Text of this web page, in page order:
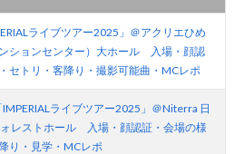
ライブツアー2025」＠アクリエひめ
ションセンター）大ホール 入場・顔認
セトリ・客降り・撮影可能曲・MCレポ
IMPERIALライブツアー2025」＠Niterra 日
レストホール 入場・顔認証・会場の様
り・見学・MCレポ